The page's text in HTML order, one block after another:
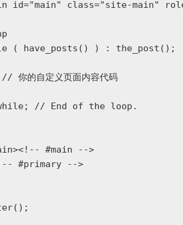
id="main" class="site-main"
have_posts() ) : the_post();
自定义页面内容代码
// End of the loop.
#main -->
#primary -->